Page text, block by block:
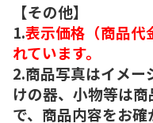
【その他】
1.表示価格（商品代
れています。
2.商品写真はイメー
けの器、小物等は
で、商品内容をお